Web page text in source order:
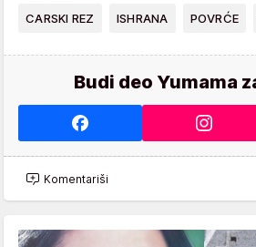
CARSKI REZ ISHRANA POVRĆE
Budi deo Yumama
Komentariši